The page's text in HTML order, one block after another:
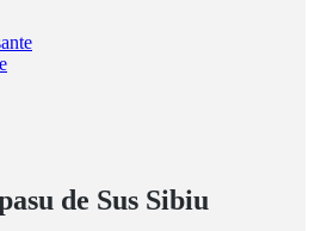
de Sus Sibiu